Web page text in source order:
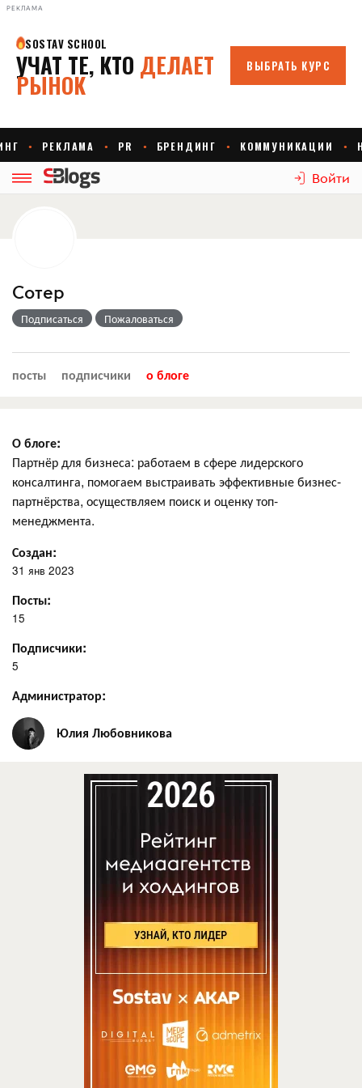
РЕКЛАМА
Войти
Сотер
Подписаться Пожаловаться
посты подписчики о блоге
О блоге:
Партнёр для бизнеса: работаем в сфере лидерского
консалтинга, помогаем выстраивать эффективные бизнес-
партнёрства, осуществляем поиск и оценку топ-
менеджмента.
Создан:
31 янв 2023
Посты:
15
Подписчики:
5
Администратор:
Юлия Любовникова